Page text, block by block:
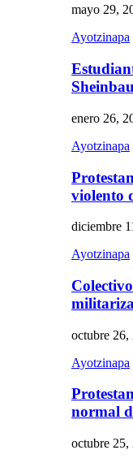
mayo 29,
Ayotzinapa
enero 26,
Ayotzinapa
violento
diciembre
Ayotzinapa
octubre 26,
Ayotzinapa
normal
octubre 25,